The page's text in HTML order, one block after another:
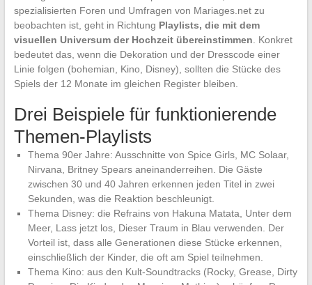
spezialisierten Foren und Umfragen von Mariages.net zu
beobachten ist, geht in Richtung Playlists, die mit dem
visuellen Universum der Hochzeit übereinstimmen . Konkret
bedeutet das, wenn die Dekoration und der Dresscode einer
Linie folgen (bohemian, Kino, Disney), sollten die Stücke des
Spiels der 12 Monate im gleichen Register bleiben.
Drei Beispiele für funktionierende
Themen-Playlists
Thema 90er Jahre: Ausschnitte von Spice Girls, MC Solaar,
Nirvana, Britney Spears aneinanderreihen. Die Gäste
zwischen 30 und 40 Jahren erkennen jeden Titel in zwei
Sekunden, was die Reaktion beschleunigt.
Thema Disney: die Refrains von Hakuna Matata, Unter dem
Meer, Lass jetzt los, Dieser Traum in Blau verwenden. Der
Vorteil ist, dass alle Generationen diese Stücke erkennen,
einschließlich der Kinder, die oft am Spiel teilnehmen.
Thema Kino: aus den Kult-Soundtracks (Rocky, Grease, Dirty